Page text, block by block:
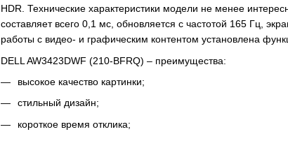
HDR. Технические характеристики модели не менее
составляет всего 0,1 мс, обновляется с частотой 165 Гц,
работы с видео- и графическим контентом установлена
DELL AW3423DWF (210-BFRQ) – преимущества:
высокое качество картинки;
стильный дизайн;
короткое время отклика;